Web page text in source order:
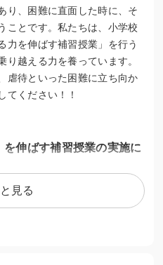
り、困難に直面した時に、そ
ことです。私たちは、小学校
力を伸ばす補習授業」を行う
り越える力を養っています。
虐待といった困難に立ち向か
てください！！
伸ばす補習授業の実施に
む子どもたち。解決のために
見る